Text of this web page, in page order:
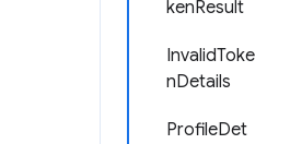
kenResult
InvalidToke
nDetails
ProfileDet